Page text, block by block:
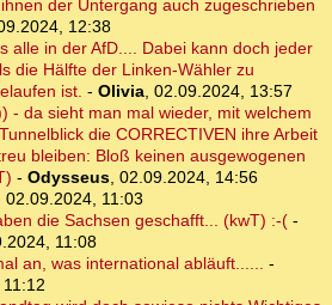
der Untergang auch zugeschrieben
12:38
alle in der AfD.... Dabei kann doch jeder
die Hälfte der Linken-Wähler zu
ist. - Olivia, 02.09.2024, 13:57
- da sieht man mal wieder, mit welchem
die CORRECTIVEN ihre Arbeit
bleiben: Bloß keinen ausgewogenen
- Odysseus, 02.09.2024, 14:56
02.09.2024, 11:03
die Sachsen geschafft... (kwT) :-(-
11:08
an, was international abläuft...... -